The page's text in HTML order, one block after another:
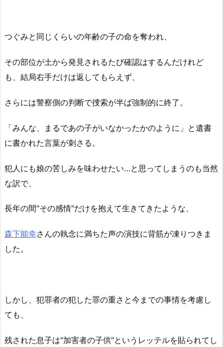
つぐみと同じくらいの年齢の子の命を奪われ、
その部位が土から発見されるたび確認はするんだけれど
も、結局右手だけは返してもらえず、
さらには警察側の判断で捜索が半ば強制的に終了。
「みんな、まるであの子がいなかったかのように」と遺書
に書かれた言葉が刺さる。
犯人にも娘の苦しみを味わせたい…と思ってしまうのも当然
な訳で、
長年の間"その感情"だけを抱えて生きてきたような、
森下能幸さんの執念に満ちた声の演技に背筋が凍りつきま
した。
しかし、犯罪者の犯した罪の重さと今までの事情を考慮し
ても、
残された息子は"加害者の子供"というレッテルを貼られてし